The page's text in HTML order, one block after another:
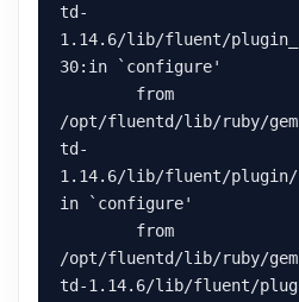
td-
1.14.6/lib/fluent/
30:in `configure'
/opt/fluentd/lib/ruby/
td-
1.14.6/lib/fluent/plugin/
in `configure'
/opt/fluentd/lib/ruby/
td-1.14.6/lib/fluent/